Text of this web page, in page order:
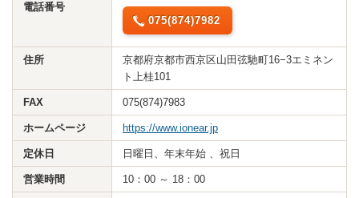
電話番号
075(874)7982
住所
京都府京都市西京区山田弦馳町16−3エミネン
ト上桂101
FAX 075(874)7983
ホームページ https://www.ionear.jp
定休日 日曜日、年末年始 、祝日
営業時間 10：00 ～ 18：00